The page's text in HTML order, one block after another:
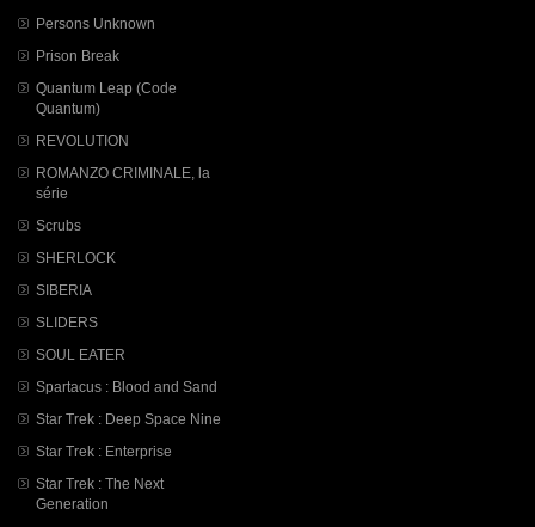
Persons Unknown
Prison Break
Quantum Leap (Code
Quantum)
REVOLUTION
ROMANZO CRIMINALE, la
série
Scrubs
SHERLOCK
SIBERIA
SLIDERS
SOUL EATER
Spartacus : Blood and Sand
Star Trek : Deep Space Nine
Star Trek : Enterprise
Star Trek : The Next
Generation